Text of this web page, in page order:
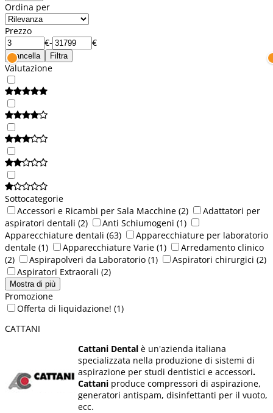
Ordina per
Prezzo
€- €
Cancella Filtra
Valutazione
Sottocategorie
Accessori e Ricambi per Sala Macchine (2)
Adattatori per
aspiratori dentali (2) Anti Schiumogeni (1)
Apparecchiature dentali (63)
Apparecchiature per laboratorio
dentale (1) Apparecchiature Varie (1)
Arredamento clinico
(2)
Aspirapolveri da Laboratorio (1) Aspiratori chirurgici (2)
Aspiratori Extraorali (2)
Mostra di più
Promozione
Offerta di liquidazione! (1)
CATTANI
Cattani Dental è un'azienda italiana
specializzata nella produzione di sistemi di
aspirazione per studi dentistici e accessori.
Cattani produce compressori di aspirazione,
generatori antispam, disinfettanti per il vuoto,
ecc.